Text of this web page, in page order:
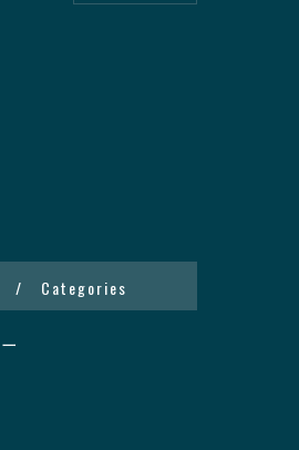
Categories